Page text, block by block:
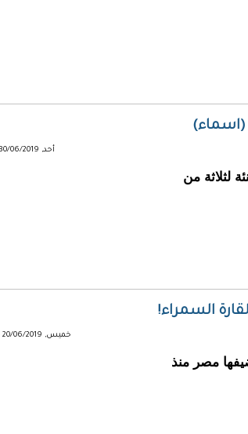
(اسماء)
أحد, 30/06/2019 - 12:25
لثلاثة من
خميس, 20/06/2019 - 06:58
مصر منذ